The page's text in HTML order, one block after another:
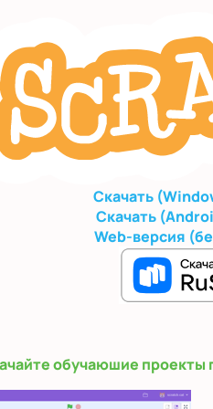
Скачать
Скачать
Web-версия
обучаюшие проекты